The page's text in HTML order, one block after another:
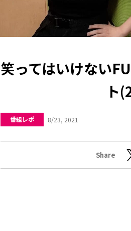
笑ってはいけない
ト
番組レポ 8/23, 2021
Share